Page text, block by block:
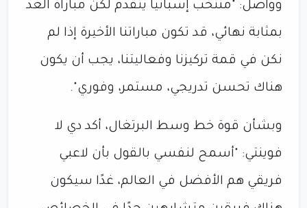
وواصل: "منتخب إسبانيا يتقدم لكن مباراة الغد
بمثابة نهائي، قد تكون مباراتنا الأخيرة إذا لم
نكن في قمة تركيزنا وفعاليتنا، يجب أن يكون
هناك تحسن تدريجي، مستمر، وفوري".
وبشأن قوة خط وسط البرتغال، أكد دي لا
فوينتي: "أسمح لنفسي بالقول بأن لاعبي
فريقي هم الأفضل في العالم، غدًا سيكون